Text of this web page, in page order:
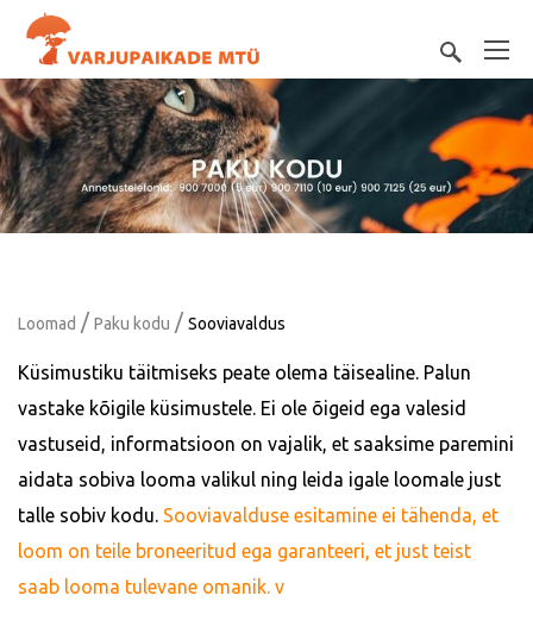
Loomad / Paku kodu / Sooviavaldus
Küsimustiku täitmiseks peate olema täisealine. Palun
vastake kõigile küsimustele. Ei ole õigeid ega valesid
vastuseid, informatsioon on vajalik, et saaksime paremini
aidata sobiva looma valikul ning leida igale loomale just
talle sobiv kodu. Sooviavalduse esitamine ei tähenda, et
loom on teile broneeritud ega garanteeri, et just teist
saab looma tulevane omanik. v